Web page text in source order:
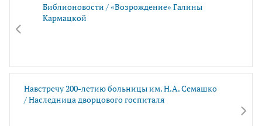
Библионовости / «Возрождение» Галины
Кармацкой
Навстречу 200-летию больницы им. Н.А. Семашко
/ Наследница дворцового госпиталя